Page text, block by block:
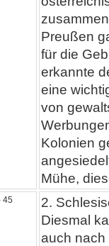
Preußen
für die
erkannte
eine
von
Kolonien
Mühe,
45
2.
Diesmal
auch nach